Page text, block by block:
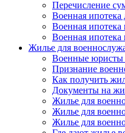
Перечисление
Военная ипотека
Военная
Военная ипотека
Жилье для
Военные
Признание
Как получить
Документы на
Жилье для
Жилье для
Жилье для